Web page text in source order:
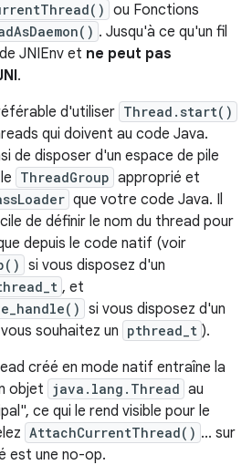
ou Fonctions
. Jusqu'à ce qu'un fil
JNIEnv et ne peut pas
.
d'utiliser Thread.start()
qui doivent au code Java.
de disposer d'un espace de pile
ThreadGroup approprié et
que votre code Java. Il
de définir le nom du thread pour
depuis le code natif (voir
si vous disposez d'un
, et
si vous disposez d'un
souhaitez un pthread_t ).
créé en mode natif entraîne la
objet java.lang.Thread au
ce qui le rend visible pour le
AttachCurrentThread() ... sur
est une no-op.